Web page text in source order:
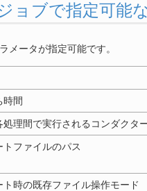
ョブで指定可能
メータが指定可能です。
時間
処理間で実行されるコンダクタ
トファイルのパス
ト時の既存ファイル操作モード